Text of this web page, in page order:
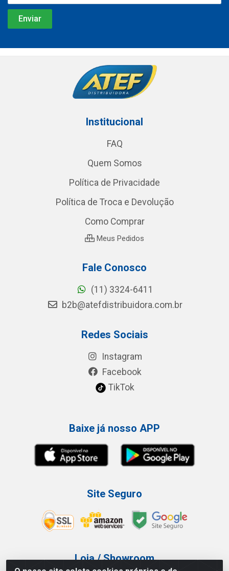
Institucional
FAQ
Quem Somos
Política de Privacidade
Política de Troca e Devolução
Como Comprar
Meus Pedidos
Fale Conosco
(11) 3324-6411
b2b@atefdistribuidora.com.br
Redes Sociais
Instagram
Facebook
TikTok
Baixe já nosso APP
Site Seguro
Loja / Showroom